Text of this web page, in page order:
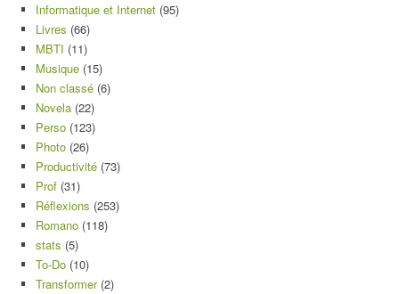
Informatique et Internet (95)
Livres (66)
MBTI (11)
Musique (15)
Non classé (6)
Novela (22)
Perso (123)
Photo (26)
Productivité (73)
Prof (31)
Réflexions (253)
Romano (118)
stats (5)
To-Do (10)
Transformer(2)